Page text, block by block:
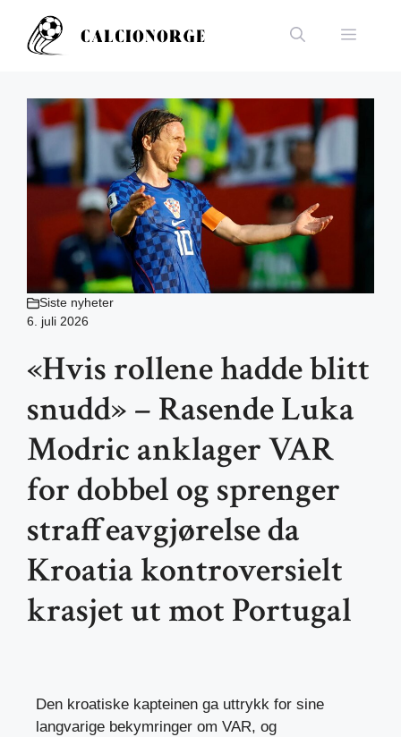
innhold
Meny
Siste nyheter
6. juli 2026
«Hvis rollene hadde blitt
snudd» – Rasende Luka
Modric anklager VAR
for dobbel og sprenger
straffeavgjørelse da
Kroatia kontroversielt
krasjet ut mot Portugal
Den kroatiske kapteinen ga uttrykk for sine
langvarige bekymringer om VAR, og